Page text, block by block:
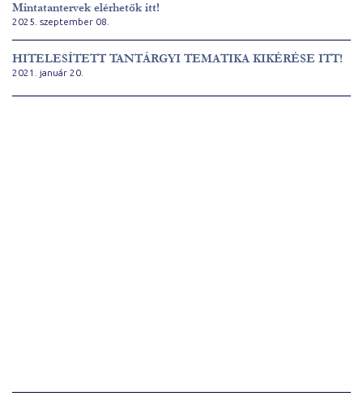
Mintatantervek elérhetők itt!
2025. szeptember 08.
HITELESÍTETT TANTÁRGYI TEMATIKA KIKÉRÉSE ITT!
2021. január 20.